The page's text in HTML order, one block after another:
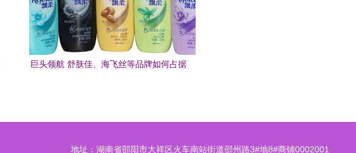
巨头领航 舒肤佳、海飞丝等品牌如何占据
地址：湖南省邵阳市大祥区火车南站街道邵州路3#地8#商铺0002001